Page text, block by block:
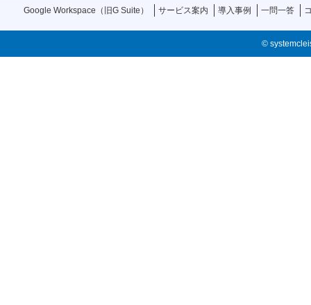
Google Workspace（旧G Suite） サービス案内 導入事例 一問一答
©